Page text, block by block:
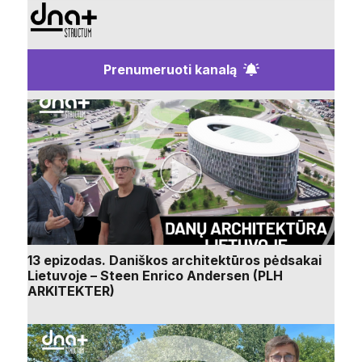
Prenumeruoti kanalą
13 epizodas. Daniškos architektūros pėdsakai
Lietuvoje – Steen Enrico Andersen (PLH
ARKITEKTER)